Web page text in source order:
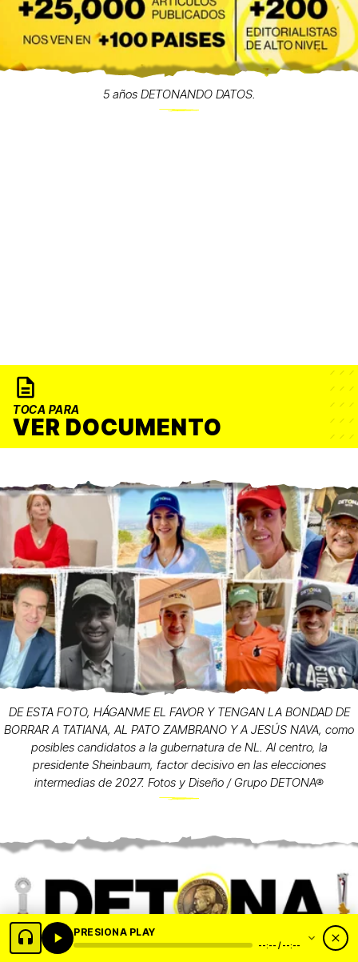
5 años DETONANDO DATOS.
TOCA PARA
VER DOCUMENTO
DE ESTA FOTO, HÁGANME EL FAVOR Y TENGAN LA BONDAD DE
BORRAR A TATIANA, AL PATO ZAMBRANO Y A JESÚS NAVA, como
posibles candidatos a la gubernatura de NL. Al centro, la
presidente Sheinbaum, factor decisivo en las elecciones
intermedias de 2027. Fotos y Diseño / Grupo DETONA®
PRESIONA PLAY
--:-- / --:--